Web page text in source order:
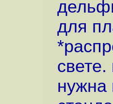
для
нужна